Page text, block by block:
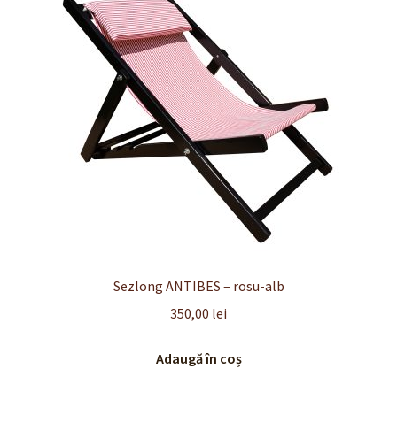
Finalizare
Politică de Confidențialitate cu privire la prelucrarea
Politica de rambursari si returnari
Sezlong ANTIBES – rosu-alb
350,00 lei
Adaugă în coș